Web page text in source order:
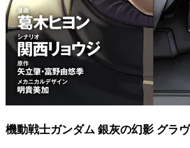
機動戦士ガンダム 銀灰の幻影 グラ